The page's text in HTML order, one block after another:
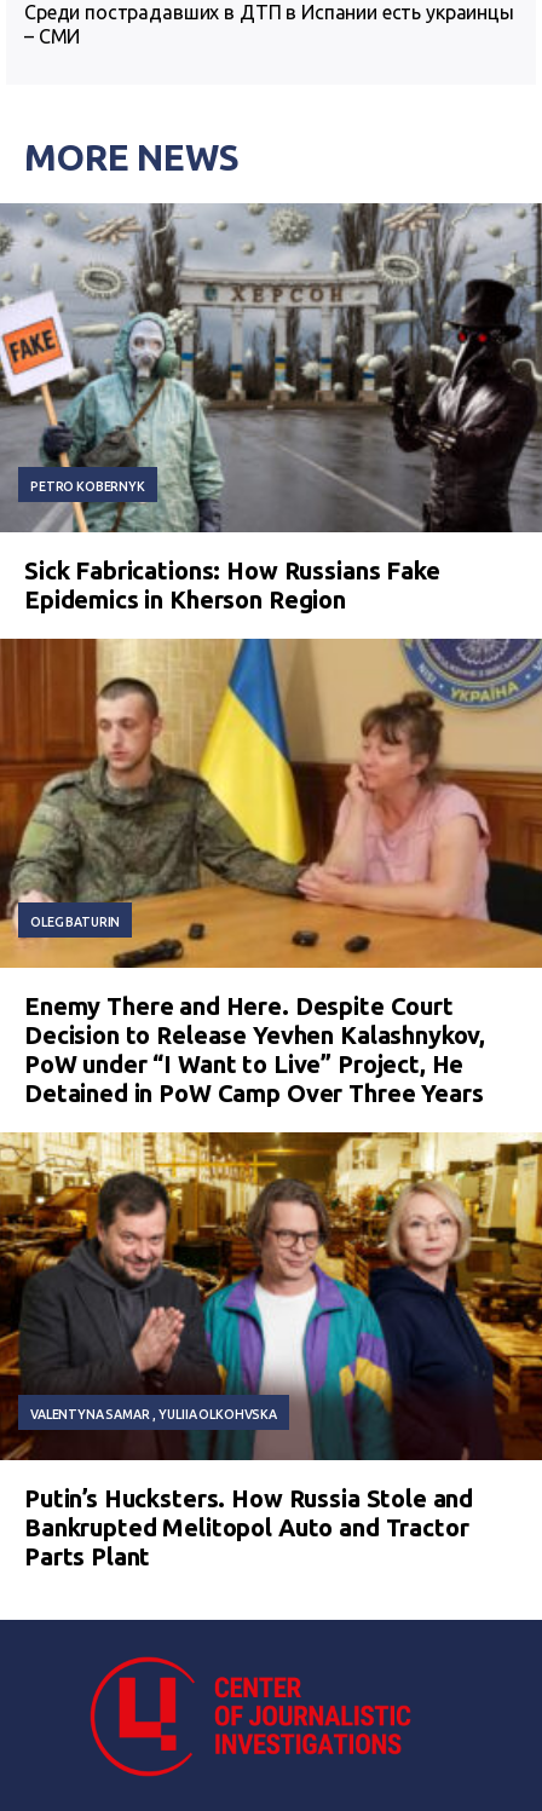
Среди пострадавших в ДТП в Испании есть украинцы
– СМИ
MORE NEWS
PETRO KOBERNYK
Sick Fabrications: How Russians Fake
Epidemics in Kherson Region
OLEG BATURIN
Enemy There and Here. Despite Court
Decision to Release Yevhen Kalashnykov,
PoW under “I Want to Live” Project, He
Detained in PoW Camp Over Three Years
VALENTYNA SAMAR YULIIA OLKOHVSKA
Putin’s Hucksters. How Russia Stole and
Bankrupted Melitopol Auto and Tractor
Parts Plant